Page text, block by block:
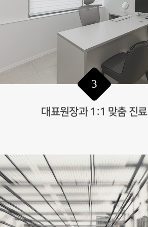
3
대표원장과 1:1 맞춤 진료